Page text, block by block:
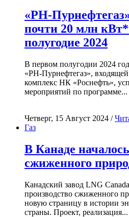
«РН-
почти 20 млн
полугодие 2024
В первом полугодии 2024
«РН-Пурнефтегаз»,
комплекс НК «Роснефть»,
мероприятий по программе...
Четверг, 15 Август 2024 /
Газ
В Канаде
сжиженного
Канадский завод LNG
производство сжиженного
новую страницу в истории
страны. Проект, реализация...